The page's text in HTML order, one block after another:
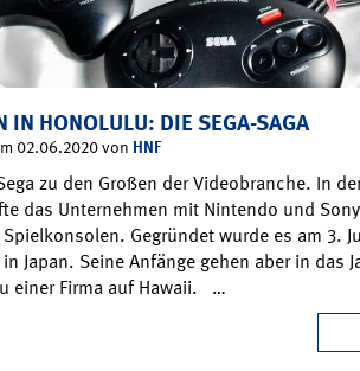
IN HONOLULU: DIE SEGA-SAGA
02.06.2020 von HNF
zu den Großen der Videobranche. In
das Unternehmen mit Nintendo und
Gegründet wurde es am 3.
Japan. Seine Anfänge gehen aber in das
einer Firma auf Hawaii. …